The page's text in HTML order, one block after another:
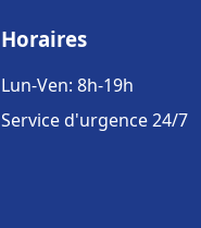
Horaires
Lun-Ven: 8h-19h
Service d'urgence 24/7